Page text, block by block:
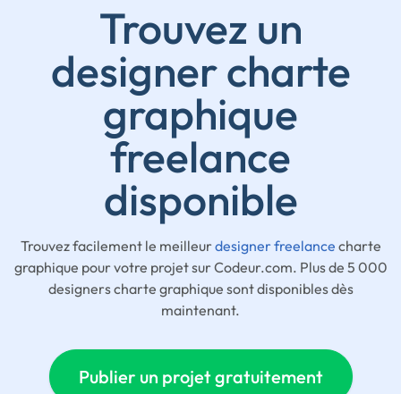
Trouvez un
designer charte
graphique
freelance
disponible
Trouvez facilement le meilleurdesigner freelance charte
graphique pour votre projet sur Codeur.com. Plus de 5 000
designers charte graphique sont disponibles dès
maintenant.
Publier un projet gratuitement